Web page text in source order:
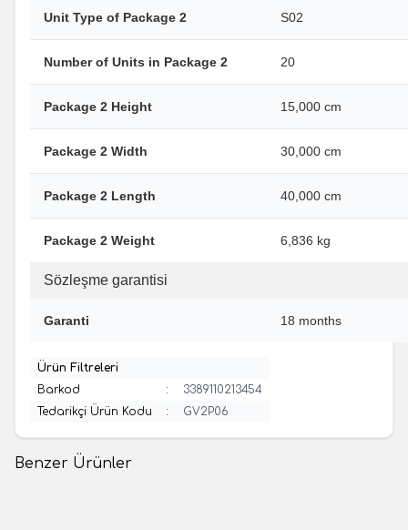
Unit Type of Package 2 S02
Number of Units in Package 2 20
Package 2 Height 15,000 cm
Package 2 Width 30,000 cm
Package 2 Length 40,000 cm
Package 2 Weight 6,836 kg
Sözleşme garantisi
Garanti 18 months
Ürün Filtreleri
Barkod
:
3389110213454
Tedarikçi Ürün Kodu
: GV2P06
Benzer Ürünler